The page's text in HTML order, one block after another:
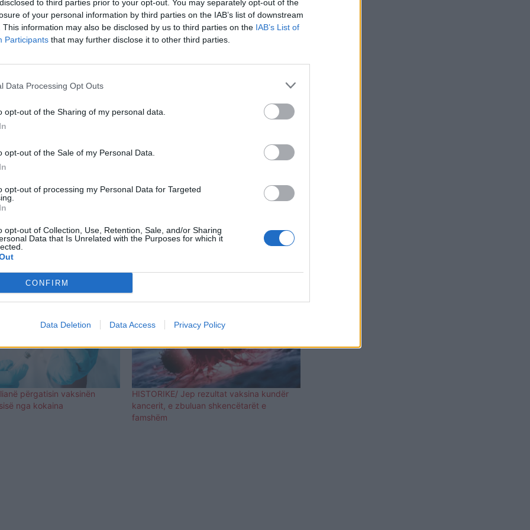
to third parties prior to your opt-out. You may separately opt-out of the
of your personal information by third parties on the IAB’s list of downstream
This information may also be disclosed by us to third parties on the IAB’s List of
Participants that may further disclose it to other third parties.
Data Processing Opt Outs
opt-out of the Sharing of my personal data.
opt-out of the Sale of my Personal Data.
opt-out of processing my Personal Data for Targeted
opt-out of Collection, Use, Retention, Sale, and/or Sharing
Data that Is Unrelated with the Purposes for which it
CONFIRM
Data Deletion Data Access Privacy Policy
të miratuar nga Ministria Ruse e Shëndetësisë, vaksina
pacientësh me melanomë në bashkëpunim me
“Gertsen” dhe Qendrën Kombëtare të Kërkimeve
e angazhuar ekskluzivisht në prodhimin e vaksinës, e
për secilin pacient, informojnë mediat e huaja.
për të trajtuar format serioze të kancerit u njoftua nga
Mjekësore dhe Onkologjisë e Rusisë në qytetin e
vaksinë falas për qytetarët rusë dhe provat klinike për të
2024. /The Economic Times
përgatisin vaksinën
nga kokaina
HISTORIKE/ Jep rezultat vaksina kundër
kancerit, e zbuluan shkencëtarët e
famshëm